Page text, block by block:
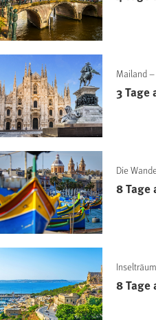
Mailand
3 Tage
Die
8
8